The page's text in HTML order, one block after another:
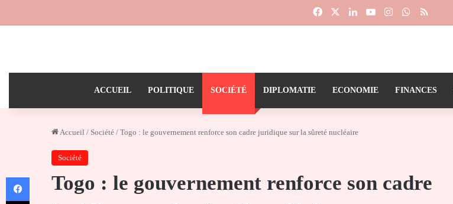
FacebookLinkedinYouTubeInstagramWhatsApp
RSS
ACCUEIL POLITIQUE SOCIÉTÉ DIPLOMATIE ECONOMIE FINANCES
Accueil / Société / Togo : le gouvernement renforce son cadre juridique sur la sûreté nucléaire
Société
Togo : le gouvernement renforce son cadre
Facebook
X